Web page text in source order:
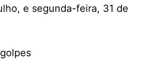
e segunda-feira, 31 de